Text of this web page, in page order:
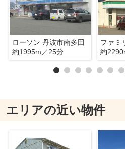
ローソン 丹波市南多田
約1995m／25分
約
エリアの近い物件